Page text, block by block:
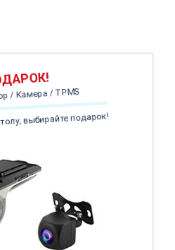
/ Камера / TPMS
выбирайте подарок!